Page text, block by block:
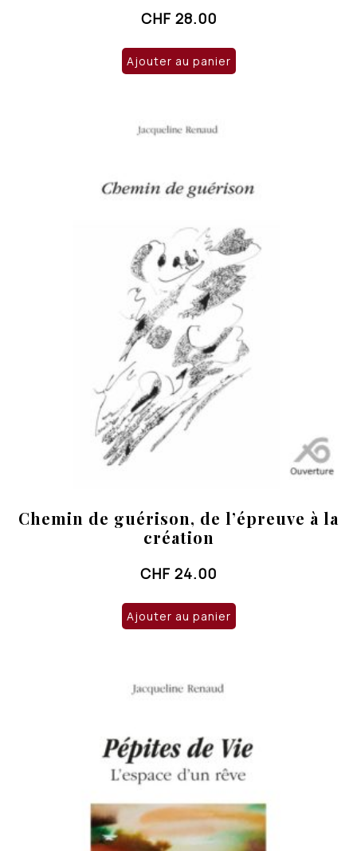
CHF 28.00
Ajouter au panier
Chemin de guérison, de l’épreuve à la
création
CHF 24.00
Ajouter au panier